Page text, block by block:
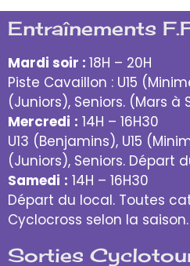
Entraînements
Mardi soir : 18H – 20H
Piste Cavaillon : U15
(Juniors), Seniors. (Mars à
Mercredi : 14H – 16H30
U13 (Benjamins), U15
(Juniors), Seniors. Départ
Samedi : 14H – 16H30
Départ du local. Toutes
Cyclocross selon la saison.
Sorties